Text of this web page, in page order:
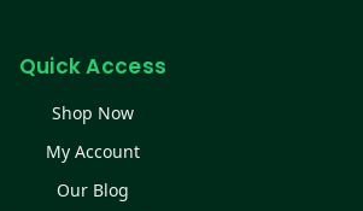
Quick Access
Shop Now
My Account
Our Blog